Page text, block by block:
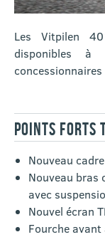
Les Vitpilen
disponibles
POINTS FORTS
Nouveau cadre
Nouveau bras
avec
Nouvel écran
Fourche